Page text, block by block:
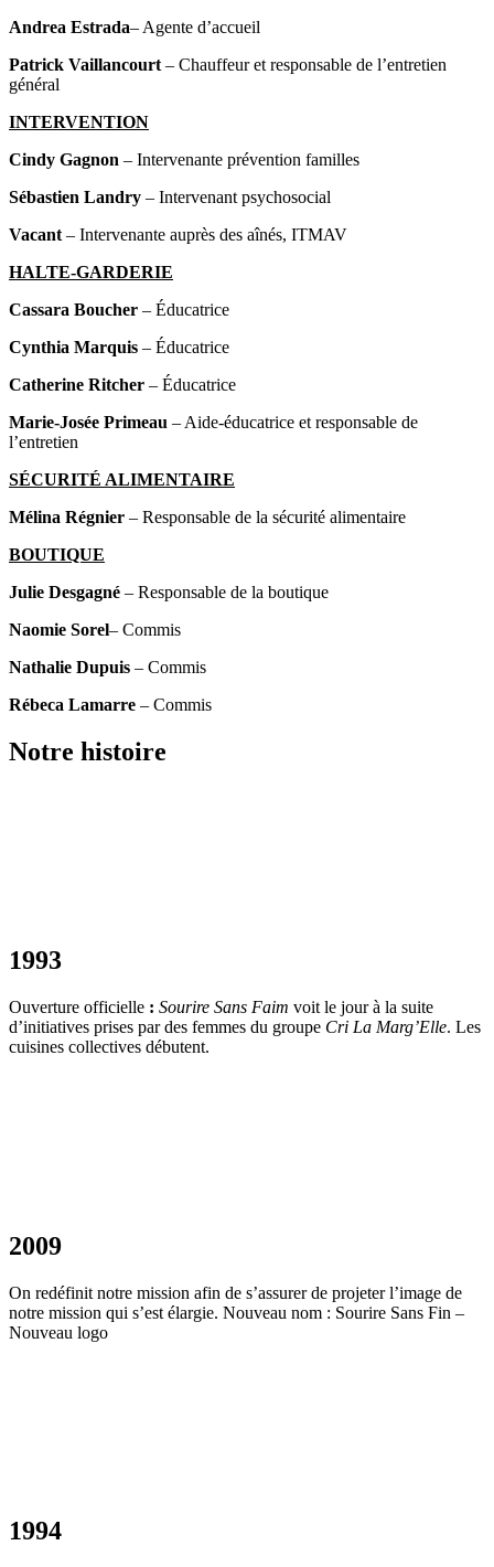
Andrea Estrada– Agente d’accueil
Patrick Vaillancourt – Chauffeur et responsable de l’entretien
général
INTERVENTION
Cindy Gagnon – Intervenante prévention familles
Sébastien Landry – Intervenant psychosocial
Vacant – Intervenante auprès des aînés, ITMAV
HALTE-GARDERIE
Cassara Boucher – Éducatrice
Cynthia Marquis – Éducatrice
Catherine Ritcher – Éducatrice
Marie-Josée Primeau – Aide-éducatrice et responsable de
l’entretien
SÉCURITÉ ALIMENTAIRE
Mélina Régnier – Responsable de la sécurité alimentaire
BOUTIQUE
Julie Desgagné – Responsable de la boutique
Naomie Sorel– Commis
Nathalie Dupuis – Commis
Rébeca Lamarre – Commis
Notre histoire
1993
Ouverture officielle : Sourire Sans Faim voit le jour à la suite
d’initiatives prises par des femmes du groupe Cri La Marg’Elle. Les
cuisines collectives débutent.
2009
On redéfinit notre mission afin de s’assurer de projeter l’image de
notre mission qui s’est élargie. Nouveau nom : Sourire Sans Fin –
Nouveau logo
1994